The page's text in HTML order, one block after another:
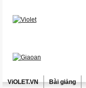
ViOLET.VN Bài giảng